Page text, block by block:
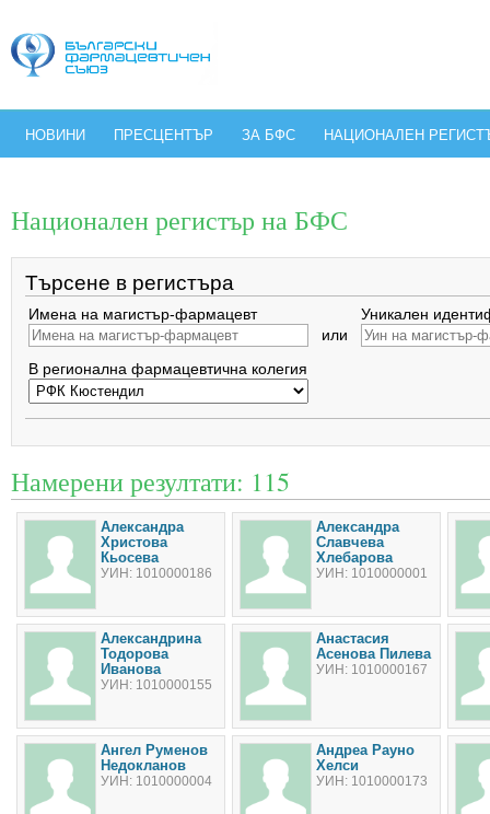
НОВИНИ ПРЕСЦЕНТЪР ЗА БФС НАЦИОНАЛЕН
Национален регистър на БФС
Търсене в регистъра
Имена на магистър-фармацевт
или
Уникален
В регионална фармацевтична колегия
Намерени резултати: 115
Александра
Христова
Кьосева
УИН: 1010000186
Александра
Славчева
Хлебарова
УИН: 1010000001
Александрина
Тодорова
Иванова
УИН: 1010000155
Анастасия
Асенова Пилева
УИН: 1010000167
Ангел Руменов
Недокланов
УИН: 1010000004
Андреа Рауно
Хелси
УИН: 1010000173